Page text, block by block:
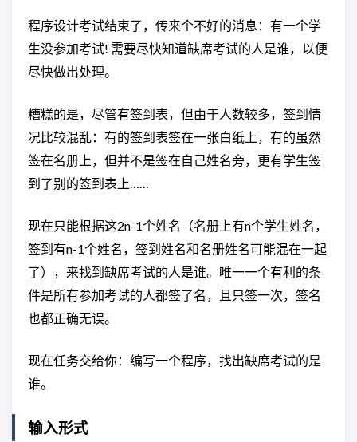
程序设计考试结束了，传来个不好的消息：有一个学
生没参加考试! 需要尽快知道缺席考试的人是谁，以便
尽快做出处理。
糟糕的是，尽管有签到表，但由于人数较多，签到情
况比较混乱：有的签到表签在一张白纸上，有的虽然
签在名册上，但并不是签在自己姓名旁，更有学生签
到了别的签到表上……
现在只能根据这2n-1个姓名（名册上有n个学生姓名，
签到有n-1个姓名，签到姓名和名册姓名可能混在一起
了），来找到缺席考试的人是谁。唯一一个有利的条
件是所有参加考试的人都签了名，且只签一次，签名
也都正确无误。
现在任务交给你：编写一个程序，找出缺席考试的是
谁。
输入形式